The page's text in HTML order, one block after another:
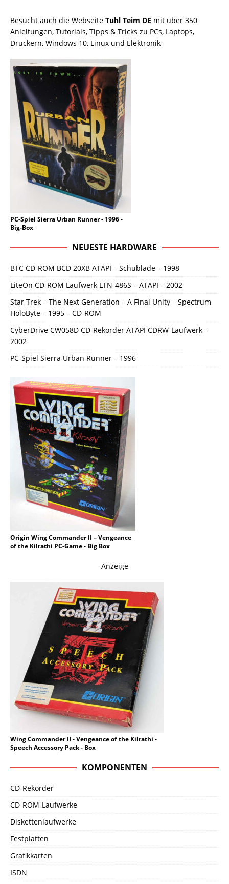
Besucht auch die Webseite Tuhl Teim DE mit über 350
Anleitungen, Tutorials, Tipps & Tricks zu PCs, Laptops,
Druckern, Windows 10, Linux und Elektronik
PC-Spiel Sierra Urban Runner - 1996 -
Big-Box
NEUESTE HARDWARE
BTC CD-ROM BCD 20XB ATAPI – Schublade – 1998
LiteOn CD-ROM Laufwerk LTN-486S – ATAPI – 2002
Star Trek – The Next Generation – A Final Unity – Spectrum
HoloByte – 1995 – CD-ROM
CyberDrive CW058D CD-Rekorder ATAPI CDRW-Laufwerk –
2002
PC-Spiel Sierra Urban Runner – 1996
Origin Wing Commander II – Vengeance
of the Kilrathi PC-Game - Big Box
Anzeige
Wing Commander II - Vengeance of the Kilrathi -
Speech Accessory Pack - Box
KOMPONENTEN
CD-Rekorder
CD-ROM-Laufwerke
Diskettenlaufwerke
Festplatten
Grafikkarten
ISDN